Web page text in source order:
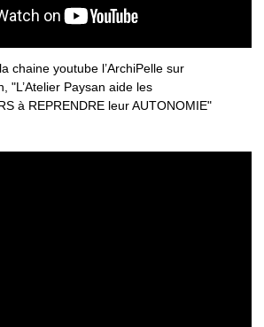
chaine youtube l’ArchiPelle sur
"L’Atelier Paysan aide les
à REPRENDRE leur AUTONOMIE"